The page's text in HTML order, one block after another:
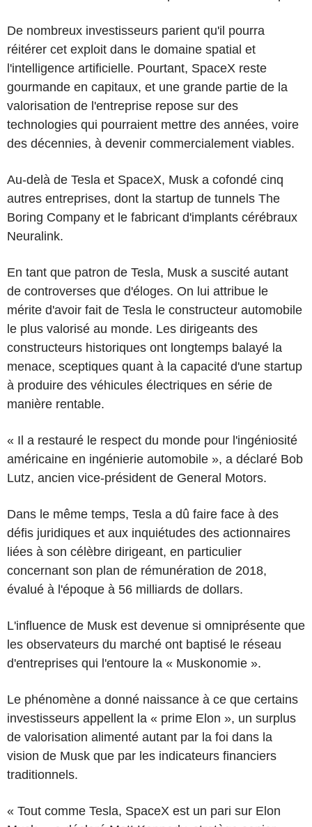
De nombreux investisseurs parient qu'il pourra
réitérer cet exploit dans le domaine spatial et
l'intelligence artificielle. Pourtant, SpaceX reste
gourmande en capitaux, et une grande partie de la
valorisation de l'entreprise repose sur des
technologies qui pourraient mettre des années, voire
des décennies, à devenir commercialement viables.
Au-delà de Tesla et SpaceX, Musk a cofondé cinq
autres entreprises, dont la startup de tunnels The
Boring Company et le fabricant d'implants cérébraux
Neuralink.
En tant que patron de Tesla, Musk a suscité autant
de controverses que d'éloges. On lui attribue le
mérite d'avoir fait de Tesla le constructeur automobile
le plus valorisé au monde. Les dirigeants des
constructeurs historiques ont longtemps balayé la
menace, sceptiques quant à la capacité d'une startup
à produire des véhicules électriques en série de
manière rentable.
« Il a restauré le respect du monde pour l'ingéniosité
américaine en ingénierie automobile », a déclaré Bob
Lutz, ancien vice-président de General Motors.
Dans le même temps, Tesla a dû faire face à des
défis juridiques et aux inquiétudes des actionnaires
liées à son célèbre dirigeant, en particulier
concernant son plan de rémunération de 2018,
évalué à l'époque à 56 milliards de dollars.
L'influence de Musk est devenue si omniprésente que
les observateurs du marché ont baptisé le réseau
d'entreprises qui l'entoure la « Muskonomie ».
Le phénomène a donné naissance à ce que certains
investisseurs appellent la « prime Elon », un surplus
de valorisation alimenté autant par la foi dans la
vision de Musk que par les indicateurs financiers
traditionnels.
« Tout comme Tesla, SpaceX est un pari sur Elon